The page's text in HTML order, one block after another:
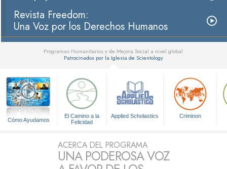
Revista Freedom:
Una Voz por los Derechos Humanos
Programas Humanitarios y de Mejora Social a nivel global
Patrocinados por la Iglesia de Scientology
Cómo Ayudamos
El Camino a la
Felicidad
Applied Scholastics Criminon
ACERCA DEL PROGRAMA
UNA PODEROSA VOZ